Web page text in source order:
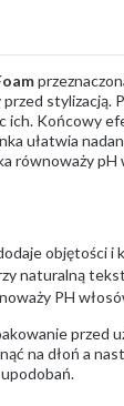
stylizacją.
ich. Końcowy
ułatwia
równoważy pH
objętości i
naturalną
PH
przed
na dłoń a